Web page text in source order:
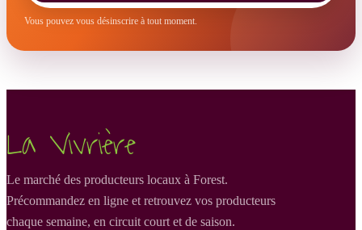
Vous pouvez vous désinscrire à tout moment.
La Vivrière
Le marché des producteurs locaux à Forest.
Précommandez en ligne et retrouvez vos producteurs
chaque semaine, en circuit court et de saison.